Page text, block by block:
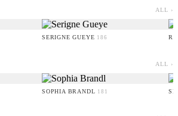
ALL ›
SERIGNE GUEYE 186
ALL ›
SOPHIA BRANDL 181